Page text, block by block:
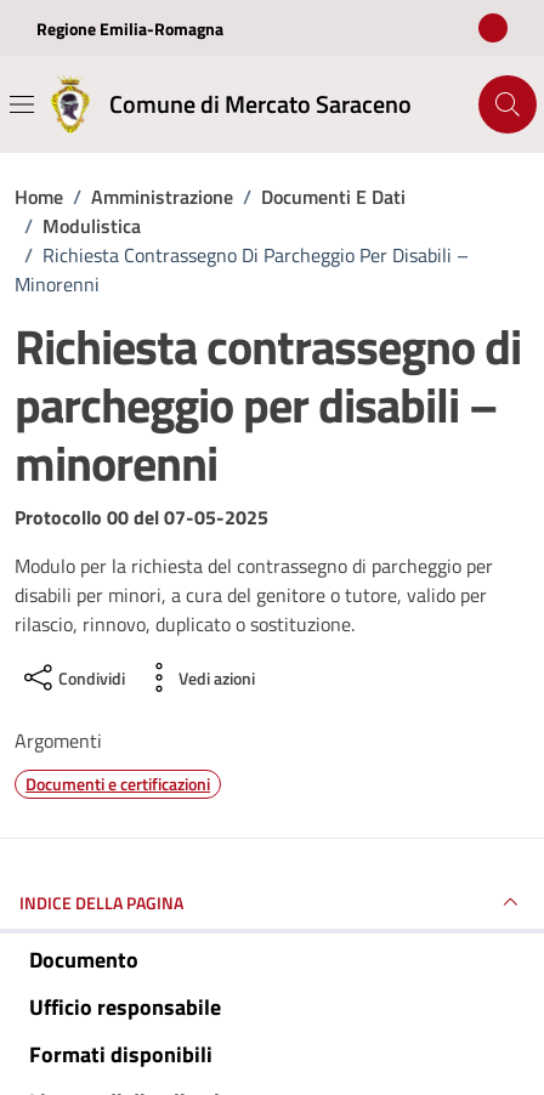
Regione Emilia-Romagna
Comune di Mercato Saraceno
Home / Amministrazione / Documenti E Dati
/ Modulistica
/ Richiesta Contrassegno Di Parcheggio Per Disabili –
Minorenni
Richiesta contrassegno di
parcheggio per disabili –
minorenni
Dettagli del documento
Protocollo 00 del 07-05-2025
Modulo per la richiesta del contrassegno di parcheggio per
disabili per minori, a cura del genitore o tutore, valido per
rilascio, rinnovo, duplicato o sostituzione.
Condividi Vedi azioni
Argomenti
Documenti e certificazioni
INDICE DELLA PAGINA
Documento
Ufficio responsabile
Formati disponibili